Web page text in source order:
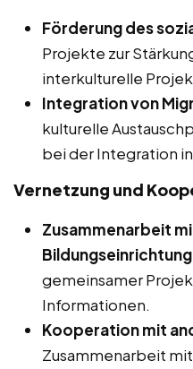
Förderung des
Projekte zur
interkulturelle
Integration von
kulturelle
bei der Integration
Vernetzung und
Zusammenarbeit
gemeinsamer
Informationen.
Kooperation mit
Zusammenarbeit